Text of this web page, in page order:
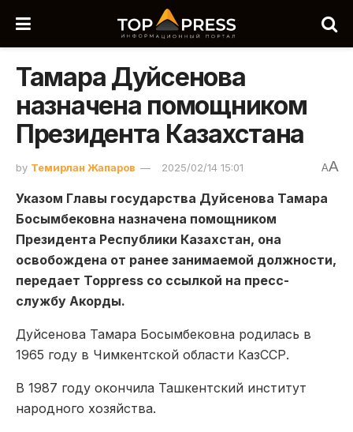
Тамара Дуйсенова
назначена помощником
Президента Казахстана
by Темирлан Жапаров 2025/02/14 15:01 AA
Указом Главы государства Дуйсенова Тамара
Босымбековна назначена помощником
Президента Республики Казахстан, она
освобождена от ранее занимаемой должности,
передает Toppress со ссылкой на пресс-
службу Акорды.
Дуйсенова Тамара Босымбековна родилась в
1965 году в Чимкентской области КазССР.
В 1987 году окончила Ташкентский институт
народного хозяйства.